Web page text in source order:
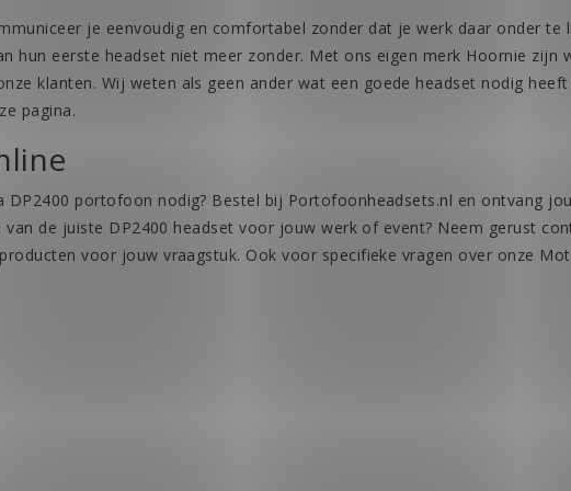
je eenvoudig en comfortabel zonder dat je werk daar onder te
hun eerste headset niet meer zonder. Met ons eigen merk Hoornie
klanten. Wij weten als geen ander wat een goede headset nodig
pagina.
DP2400 portofoon nodig? Bestel bij Portofoonheadsets.nl en ontvang
van de juiste DP2400 headset voor jouw werk of event? Neem gerust
voor jouw vraagstuk. Ook voor specifieke vragen over onze